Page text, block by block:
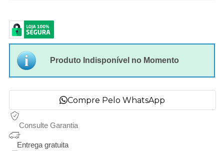
Produto Indisponível no Momento
Compre Pelo WhatsApp
Consulte Garantia
Entrega gratuita